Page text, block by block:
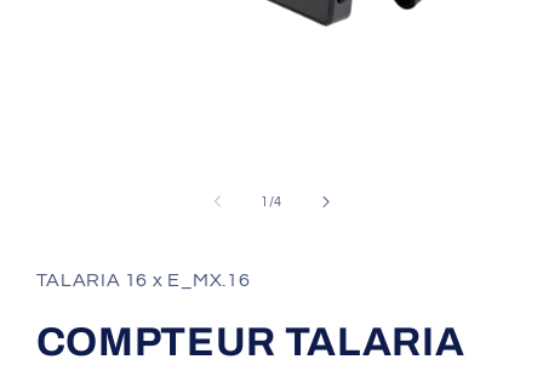
fenêtre
modale
1 /de
4
TALARIA 16 x E_MX.16
COMPTEUR TALARIA